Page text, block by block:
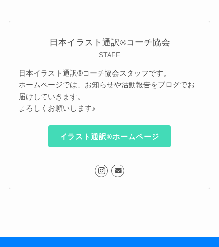
日本イラスト通訳®︎コーチ協会
STAFF
日本イラスト通訳®︎コーチ協会スタッフです。
ホームページでは、お知らせや活動報告をブログでお
届けしていきます。
よろしくお願いします♪
イラスト通訳®︎ホームページ